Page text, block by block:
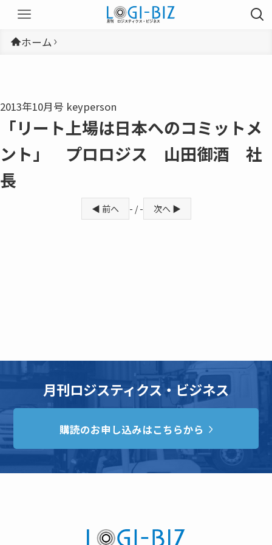
ホーム
2013年10月号 keyperson
「リート上場は日本へのコミットメ
ント」 プロロジス 山田御酒 社
長
◀ 前へ - / - 次へ ▶
月刊ロジスティクス・ビジネス
購読のお申し込みはこちらから